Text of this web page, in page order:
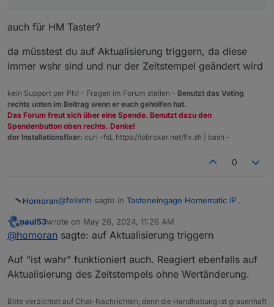
auch für HM Taster?
da müsstest du auf Aktualisierung triggern, da diese
immer wshr sind und nur der Zeitstempel geändert wird
kein Support per PN! - Fragen im Forum stellen - Benutzt das Voting
rechts unten im Beitrag wenn er euch geholfen hat.
Das Forum freut sich über eine Spende. Benutzt dazu den
Spendenbutton oben rechts. Danke!
der Installationsfixer: curl -fsL https://iobroker.net/fix.sh | bash -
0
Homoran@felixhh sagte in Tasteneingage Homematic IP
Was meinst Du mit "Dummy-Script"?
das ist hier im Forum mehrfach erklärt;
Taster senden nur an die Schnittstelle, wenn auch
Funkpakete einzusparen.
werden im ioBroker nicht erkannt:
Offline
paul53wrote on May 26, 2024, 11:26 AM
last edited by
@homoran sagte: auf Aktualisierung triggern
Auf "ist wahr" funktioniert auch. Reagiert ebenfalls auf
Aktualisierung des Zeitstempels ohne Wertänderung.
Bitte verzichtet auf Chat-Nachrichten, denn die Handhabung ist grauenhaft